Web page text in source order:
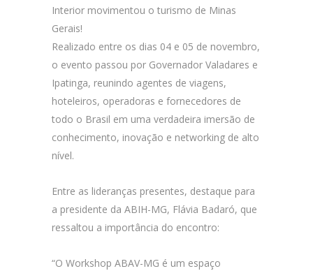
Interior movimentou o turismo de Minas
Gerais!
Realizado entre os dias 04 e 05 de novembro,
o evento passou por Governador Valadares e
Ipatinga, reunindo agentes de viagens,
hoteleiros, operadoras e fornecedores de
todo o Brasil em uma verdadeira imersão de
conhecimento, inovação e networking de alto
nível.
Entre as lideranças presentes, destaque para
a presidente da ABIH-MG, Flávia Badaró, que
ressaltou a importância do encontro:
“O Workshop ABAV-MG é um espaço